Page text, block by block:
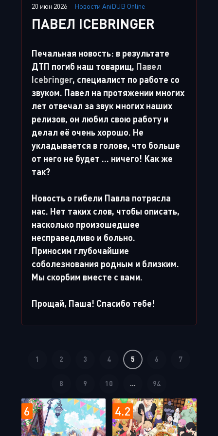
20 июн 2026 Новости AniDUB Online
ПАВЕЛ ICEBRINGER
Печальная новость: в результате
ДТП погиб наш товарищ, Павел
Icebringer, специалист по работе со
звуком. Павел на протяжении многих
лет отвечал за звук многих наших
релизов, он любил свою работу и
делал её очень хорошо. Не
укладывается в голове, что больше
от него не будет ... ничего! Как же
так?
Новость о гибели Павла потрясла
нас. Нет таких слов, чтобы описать,
насколько произошедшее
несправедливо и больно.
Приносим глубочайшие
соболезнования родным и близким.
Мы скорбим вместе с вами.
Прощай, Паша! Спасибо тебе!
1 2 3 4 5 6 7
8 9 10 ... 94
6 4.2